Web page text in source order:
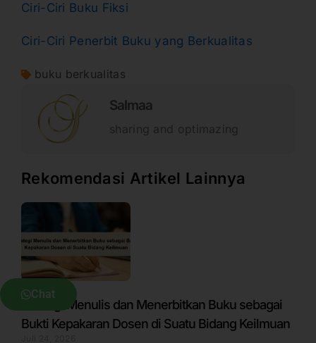
Ciri-Ciri Buku Fiksi
Ciri-Ciri Penerbit Buku yang Berkualitas
buku berkualitas
Salmaa
sharing and optimazing
Rekomendasi Artikel Lainnya
Strategi Menulis dan Menerbitkan Buku sebagai
Bukti Kepakaran Dosen di Suatu Bidang Keilmuan
Chat